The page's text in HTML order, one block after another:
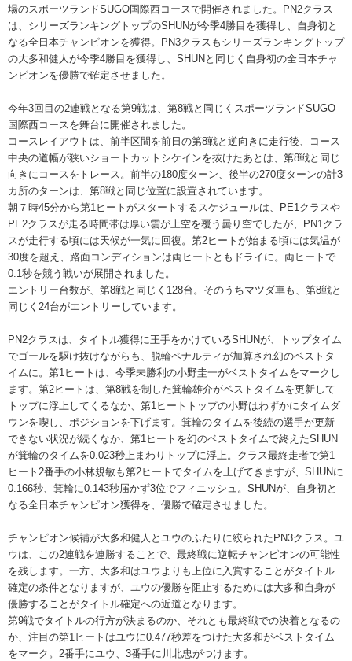
場のスポーツランドSUGO国際西コースで開催されました。PN2クラス
は、シリーズランキングトップのSHUNが今季4勝目を獲得し、自身初と
なる全日本チャンピオンを獲得。PN3クラスもシリーズランキングトップ
の大多和健人が今季4勝目を獲得し、SHUNと同じく自身初の全日本チャ
ンピオンを優勝で確定させました。
今年3回目の2連戦となる第9戦は、第8戦と同じくスポーツランドSUGO
国際西コースを舞台に開催されました。
コースレイアウトは、前半区間を前日の第8戦と逆向きに走行後、コース
中央の道幅が狭いショートカットシケインを抜けたあとは、第8戦と同じ
向きにコースをトレース。前半の180度ターン、後半の270度ターンの計3
カ所のターンは、第8戦と同じ位置に設置されています。
朝７時45分から第1ヒートがスタートするスケジュールは、PE1クラスや
PE2クラスが走る時間帯は厚い雲が上空を覆う曇り空でしたが、PN1クラ
スが走行する頃には天候が一気に回復。第2ヒートが始まる頃には気温が
30度を超え、路面コンディションは両ヒートともドライに。両ヒートで
0.1秒を競う戦いが展開されました。
エントリー台数が、第8戦と同じく128台。そのうちマツダ車も、第8戦と
同じく24台がエントリーしています。
PN2クラスは、タイトル獲得に王手をかけているSHUNが、トップタイム
でゴールを駆け抜けながらも、脱輪ペナルティが加算され幻のベストタ
イムに。第1ヒートは、今季未勝利の小野圭一がベストタイムをマークし
ます。第2ヒートは、第8戦を制した箕輪雄介がベストタイムを更新して
トップに浮上してくるなか、第1ヒートトップの小野はわずかにタイムダ
ウンを喫し、ポジションを下げます。箕輪のタイムを後続の選手が更新
できない状況が続くなか、第1ヒートを幻のベストタイムで終えたSHUN
が箕輪のタイムを0.023秒上まわりトップに浮上。クラス最終走者で第1
ヒート2番手の小林規敏も第2ヒートでタイムを上げてきますが、SHUNに
0.166秒、箕輪に0.143秒届かず3位でフィニッシュ。SHUNが、自身初と
なる全日本チャンピオン獲得を、優勝で確定させました。
チャンピオン候補が大多和健人とユウのふたりに絞られたPN3クラス。ユ
ウは、この2連戦を連勝することで、最終戦に逆転チャンピオンの可能性
を残します。一方、大多和はユウよりも上位に入賞することがタイトル
確定の条件となりますが、ユウの優勝を阻止するためには大多和自身が
優勝することがタイトル確定への近道となります。
第9戦でタイトルの行方が決まるのか、それとも最終戦での決着となるの
か、注目の第1ヒートはユウに0.477秒差をつけた大多和がベストタイム
をマーク。2番手にユウ、3番手に川北忠がつけます。